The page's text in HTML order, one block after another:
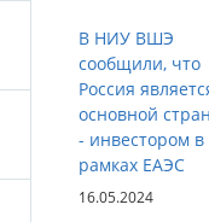
В НИУ ВШЭ
сообщили, что
Россия
основной
- инвестором в
рамках ЕАЭС
16.05.2024